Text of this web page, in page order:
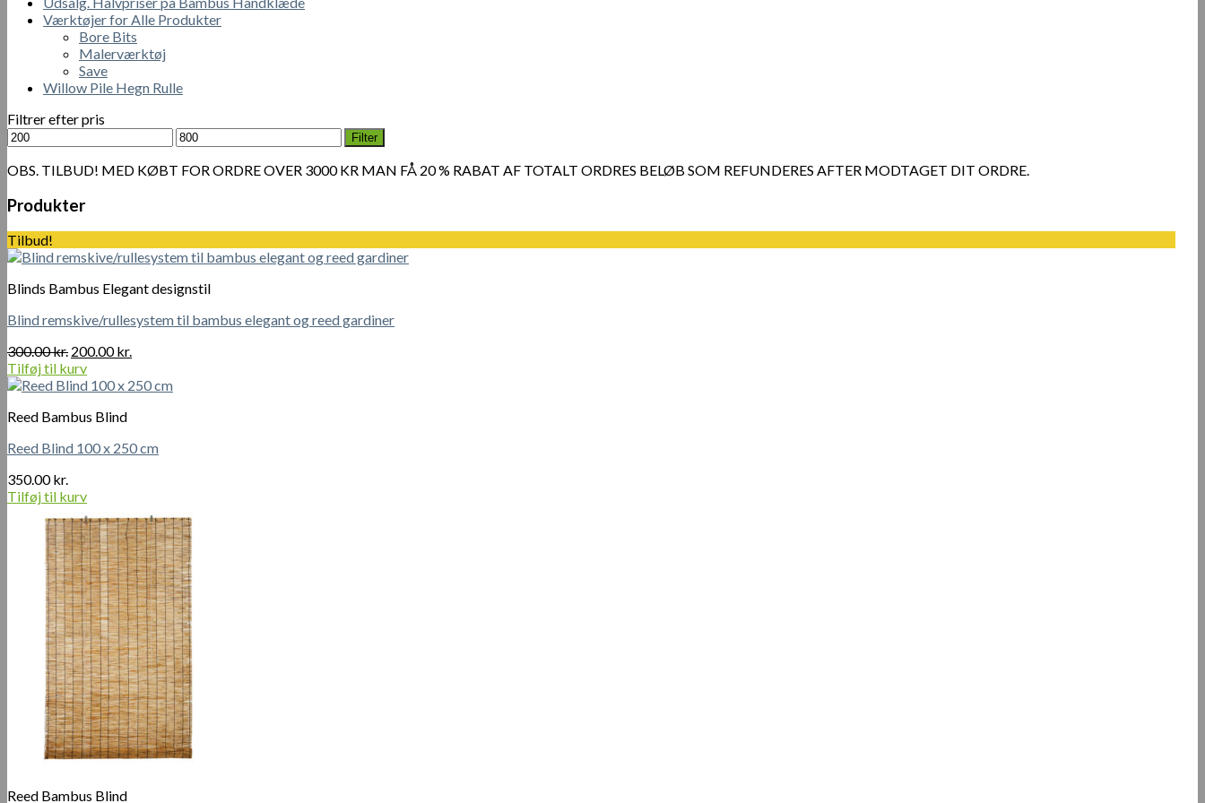
Værktøjer for Alle Produkter
Bore Bits
Malerværktøj
Save
Willow Pile Hegn Rulle
Filtrer efter pris
Mindste
pris
Højeste
pris
Filter
OBS. TILBUD! MED KØBT FOR ORDRE OVER 3000 KR MAN FÅ 20 % RABAT AF TOTALT ORDRES BELØB SOM REFUNDERES AFTER MODTAGET DIT ORDRE.
Produkter
Tilbud!
Blinds Bambus Elegant designstil
Blind remskive/rullesystem til bambus elegant og reed gardiner
300.00kr. Den
oprindelige
pris
300.00 kr..
200.00kr.
pris
Tilføj til kurv
Reed Bambus Blind
Reed Blind 100 x 250 cm
350.00kr.
Tilføj til kurv
Reed Bambus Blind